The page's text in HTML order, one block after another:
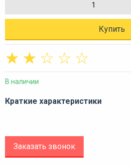
Купить
☆
☆
☆
☆
☆
В наличии
Краткие характеристики
Заказать звонок